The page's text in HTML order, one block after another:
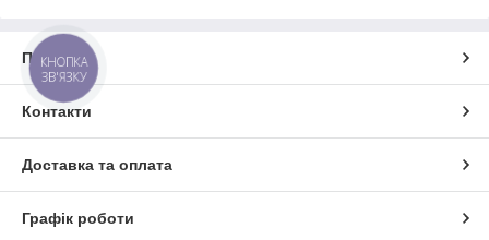
Про нас
Контакти
Доставка та оплата
Графік роботи
КНОПКА
ЗВ'ЯЗКУ